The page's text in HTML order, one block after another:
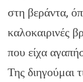
στη βεράντα,
καλοκαιρινές
που είχα
Της διηγούμαι